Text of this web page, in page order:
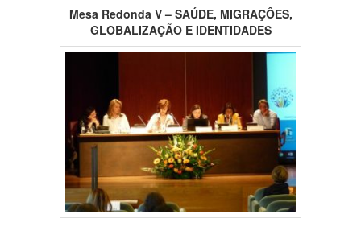
Mesa Redonda V – SAÚDE, MIGRAÇÔES,
GLOBALIZAÇÃO E IDENTIDADES